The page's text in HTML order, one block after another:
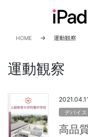
HOME 運動観察
運動観察
2021.04.11
デバイ
高品